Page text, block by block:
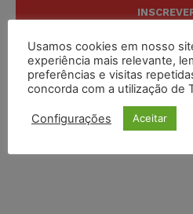
Li e aceito aPolítica de
Usamos cookies em nosso
experiência mais relevante,
preferências e visitas
concorda com a utilização de
Configurações Aceitar